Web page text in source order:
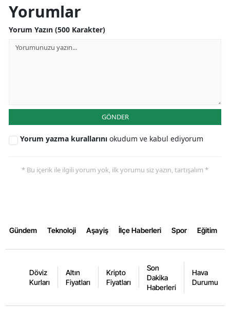
Yorumlar
Yorum Yazın (500 Karakter)
GÖNDER
Yorum yazma kurallarını okudum ve kabul ediyorum
* Bu içerik ile ilgili yorum yok, ilk yorumu siz yazın, tartışalım *
Gündem Teknoloji Aşayiş İlçe Haberleri Spor Eğitim
Döviz
Kurları
Altın
Fiyatları
Kripto
Fiyatları
Son
Dakika
Haberleri
Hava
Durumu